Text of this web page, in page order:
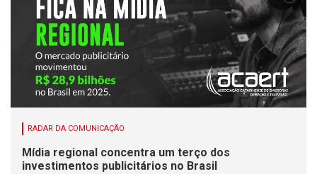
RADAR DA COMUNICAÇÃO
Mídia regional concentra um terço dos
investimentos publicitários no Brasil